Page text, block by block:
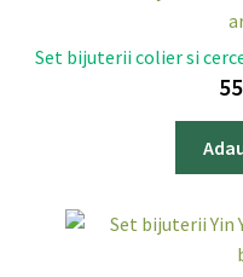
Set bijuterii colier si